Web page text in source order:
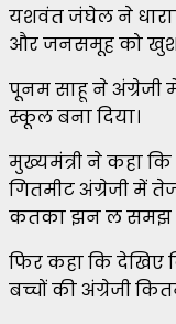
यशवंत जंघेल ने
और जनसमूह को खुश
पूनम साहू ने अंग्रेजी
स्कूल बना दिया।
मुख्यमंत्री ने कहा
गितमीट अंग्रेजी में
कतका झन ल समझ
फिर कहा कि देखिए
बच्चों की अंग्रेजी